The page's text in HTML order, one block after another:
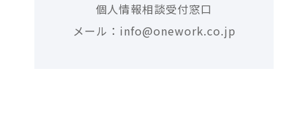
個人情報相談受付窓口
メール：info@onework.co.jp